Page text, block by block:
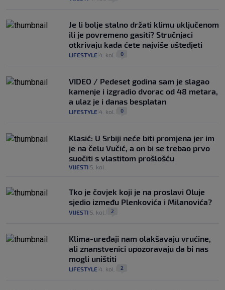
Je li bolje stalno držati klimu uključenom
ili je povremeno gasiti? Stručnjaci
otkrivaju kada ćete najviše uštedjeti
LIFESTYLE 4. kol. 0
VIDEO / Pedeset godina sam je slagao
kamenje i izgradio dvorac od 48 metara,
a ulaz je i danas besplatan
LIFESTYLE 4. kol. 0
Klasić: U Srbiji neće biti promjena jer im
je na čelu Vučić, a on bi se trebao prvo
suočiti s vlastitom prošlošću
VIJESTI 5. kol.
Tko je čovjek koji je na proslavi Oluje
sjedio između Plenkovića i Milanovića?
VIJESTI 5. kol. 2
Klima-uređaji nam olakšavaju vrućine,
ali znanstvenici upozoravaju da bi nas
mogli uništiti
LIFESTYLE 4. kol. 2